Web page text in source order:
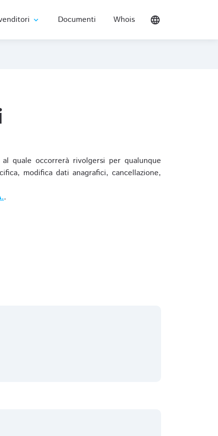
expand_more Documenti Whois language
quale occorrerà rivolgersi per qualunque
modifica dati anagrafici, cancellazione,
.